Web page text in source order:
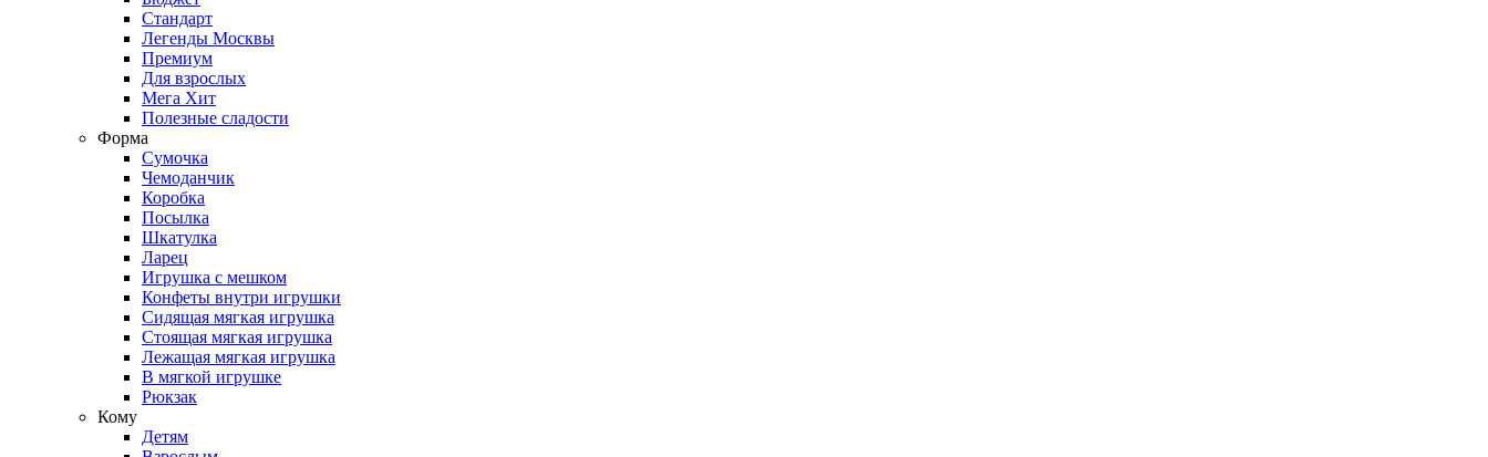
Стандарт
Легенды Москвы
Премиум
Для взрослых
Мега Хит
Полезные сладости
Форма
Сумочка
Чемоданчик
Коробка
Посылка
Шкатулка
Ларец
Игрушка с мешком
Конфеты внутри игрушки
Сидящая мягкая игрушка
Стоящая мягкая игрушка
Лежащая мягкая игрушка
В мягкой игрушке
Рюкзак
Кому
Детям